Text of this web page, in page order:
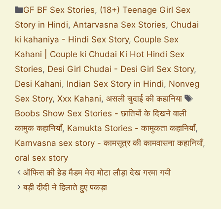
GF BF Sex Stories, (18+) Teenage Girl Sex
Story in Hindi, Antarvasna Sex Stories, Chudai
ki kahaniya - Hindi Sex Story, Couple Sex
Kahani | Couple ki Chudai Ki Hot Hindi Sex
Stories, Desi Girl Chudai - Desi Girl Sex Story,
Desi Kahani, Indian Sex Story in Hindi, Nonveg
Sex Story, Xxx Kahani, असली चुदाई की कहानिया
Boobs Show Sex Stories - छातियों के दिखने वाली
कामुक कहानियाँ, Kamukta Stories - कामुकता कहानियाँ,
Kamvasna sex story - कामसूत्र की कामवासना कहानियाँ,
oral sex story
ऑफिस की हेड मैडम मेरा मोटा लौड़ा देख गरमा गयी
बड़ी दीदी ने हिलाते हुए पकड़ा